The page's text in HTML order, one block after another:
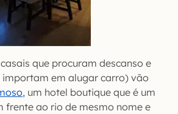
que procuram descanso e
importam em alugar carro) vão
, um hotel boutique que é um
frente ao rio de mesmo nome e